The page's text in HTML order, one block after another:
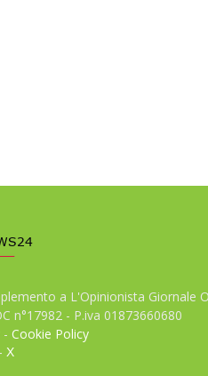
a L'Opinionista Giornale
n°17982 - P.iva 01873660680
-Cookie Policy
X